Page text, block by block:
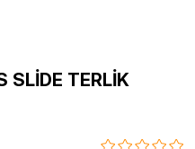
SLİDE TERLİK